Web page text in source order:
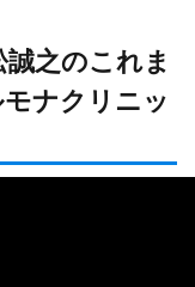
誠之のこれま
ナクリニッ